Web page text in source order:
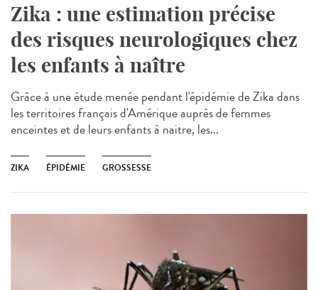
Zika : une estimation précise
des risques neurologiques chez
les enfants à naître
Grâce à une étude menée pendant l'épidémie de Zika dans
les territoires français d'Amérique auprès de femmes
enceintes et de leurs enfants à naitre, les...
ZIKA ÉPIDÉMIE GROSSESSE